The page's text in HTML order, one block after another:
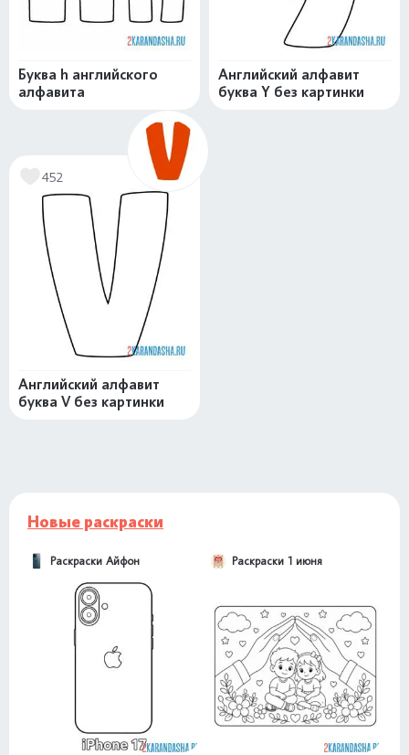
Буква h английского
алфавита
Английский алфавит
буква Y без картинки
452
Английский алфавит
буква V без картинки
Новые раскраски
Раскраски Айфон Раскраски 1 июня